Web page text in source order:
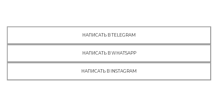
НАПИСАТЬ В TELEGRAM
НАПИСАТЬ В WHATSAPP
НАПИСАТЬ В INSTAGRAM